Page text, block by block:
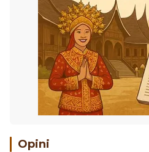
Opini